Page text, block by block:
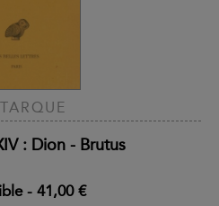
: Dion - Brutus
- 41,00 €